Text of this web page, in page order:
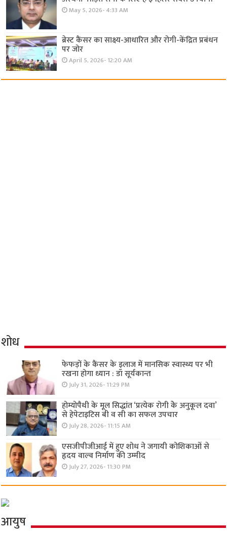
May 5, 2026- 4:33 AM
ब्रेस्ट कैंसर का साक्ष्य-आधारित और रोगी-केंद्रित प्रबंधन
पर जोर
April 5, 2026- 12:20 AM
शोध
फेफड़ों के कैंसर के इलाज में मानसिक स्वास्थ्य पर भी
रखना होगा ध्यान : डॉ सूर्यकान्त
July 31, 2026- 11:29 PM
होम्योपैथी के मूल सिद्धांत ‘प्रत्येक रोगी केे अनुकूल दवा’
से हेपेटाइटिस बी व सी का सफल उपचार
July 28, 2026- 11:15 AM
एसजीपीजीआई में हुए शोध ने जगायी कोशिकाओं से
हृदय वाल्व निर्माण की उम्मीद
July 27, 2026- 11:30 PM
आयुष